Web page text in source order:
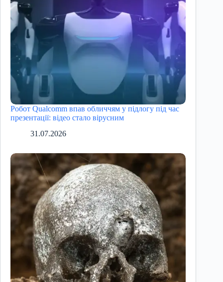
Робот Qualcomm впав обличчям у підлогу під час
презентації: відео стало вірусним
31.07.2026